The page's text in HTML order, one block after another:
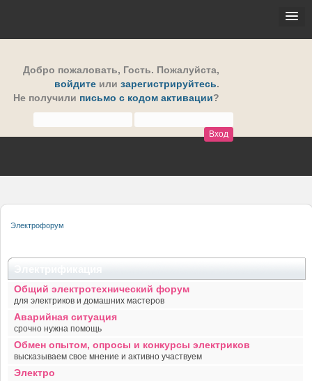
Добро пожаловать, Гость. Пожалуйста,
войдите или зарегистрируйтесь.
Не получили письмо с кодом активации?
Электрофорум
Общий электротехнический форум
для электриков и домашних мастеров
Аварийная ситуация
срочно нужна помощь
Обмен опытом, опросы и конкурсы электриков
высказываем свое мнение и активно участвуем
Электро